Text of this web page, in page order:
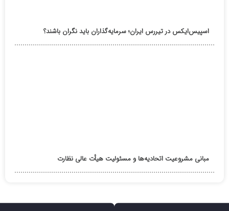
اسپیس‌ایکس در تیررس ایران؛ سرمایه‌گذاران باید نگران باشند؟
مبانی مشروعیت اتحادیه‌ها و مسئولیت هیأت عالی نظارت